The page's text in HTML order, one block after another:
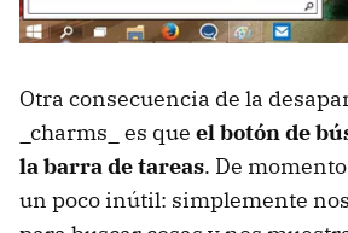
Otra consecuencia de la
_charms_ es que el botón de
la barra de tareas. De
un poco inútil: simplemente